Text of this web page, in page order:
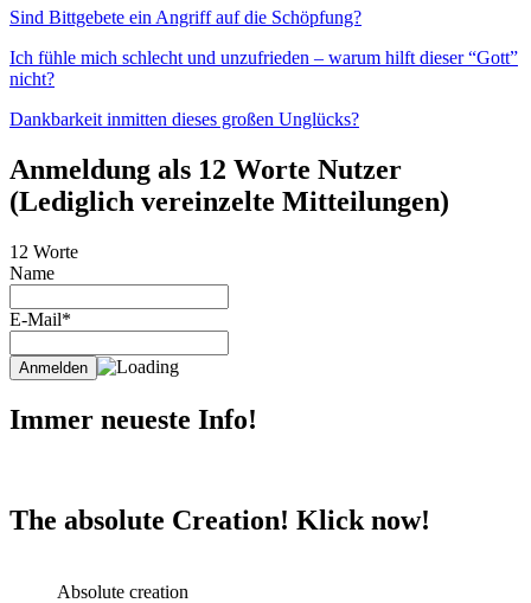
Sind Bittgebete ein Angriff auf die Schöpfung?
Ich fühle mich schlecht und unzufrieden – warum hilft dieser “Gott”
nicht?
Dankbarkeit inmitten dieses großen Unglücks?
Anmeldung als 12 Worte Nutzer
(Lediglich vereinzelte Mitteilungen)
12 Worte
Name
E-Mail*
Immer neueste Info!
The absolute Creation! Klick now!
Absolute creation